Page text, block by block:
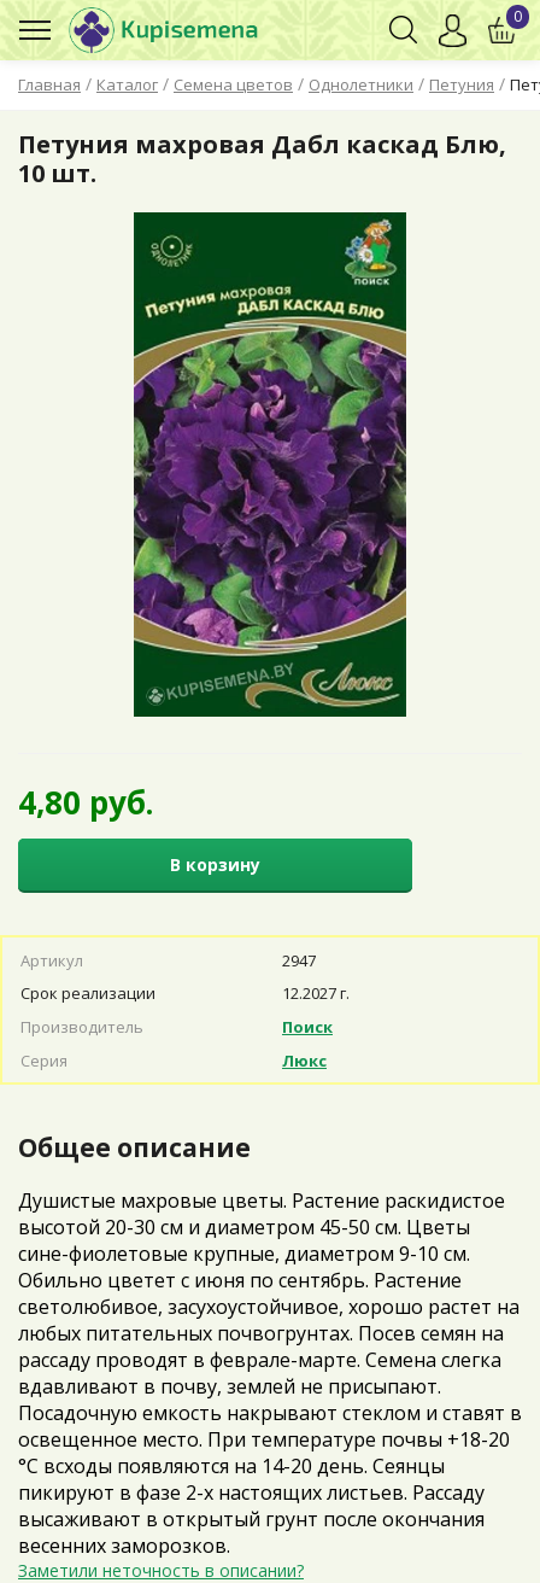
Главная / Каталог / Семена цветов / Однолетники / Петуния /
0
Петуния махровая Дабл каскад Блю,
10 шт.
4,80 руб.
В корзину
Артикул
2947
Срок реализации
12.2027 г.
Производитель
Поиск
Серия
Люкс
Общее описание
Душистые махровые цветы. Растение раскидистое
высотой 20-30 см и диаметром 45-50 см. Цветы
сине-фиолетовые крупные, диаметром 9-10 см.
Обильно цветет с июня по сентябрь. Растение
светолюбивое, засухоустойчивое, хорошо растет на
любых питательных почвогрунтах. Посев семян на
рассаду проводят в феврале-марте. Семена слегка
вдавливают в почву, землей не присыпают.
Посадочную емкость накрывают стеклом и ставят в
освещенное место. При температуре почвы +18-20
°С всходы появляются на 14-20 день. Сеянцы
пикируют в фазе 2-х настоящих листьев. Рассаду
высаживают в открытый грунт после окончания
весенних заморозков.
Заметили неточность в описании?